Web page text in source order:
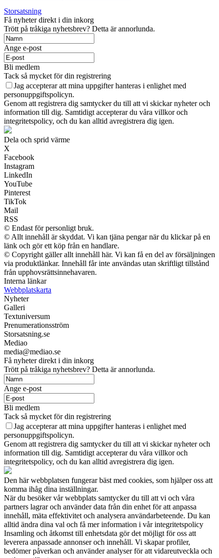
Storsatsning
Få nyheter direkt i din inkorg
Trött på tråkiga nyhetsbrev? Detta är annorlunda.
Ange e-post
Bli medlem
Tack så mycket för din registrering
Jag accepterar att mina uppgifter hanteras i enlighet med
personuppgiftspolicyn.
Genom att registrera dig samtycker du till att vi skickar nyheter och
information till dig. Samtidigt accepterar du våra villkor och
integritetspolicy, och du kan alltid avregistrera dig igen.
Dela och sprid värme
X
Facebook
Instagram
LinkedIn
YouTube
Pinterest
TikTok
Mail
RSS
© Endast för personligt bruk.
© Allt innehåll är skyddat. Vi kan tjäna pengar när du klickar på en
länk och gör ett köp från en handlare.
© Copyright gäller allt innehåll här. Vi kan få en del av försäljningen
via produktlänkar. Innehåll får inte användas utan skriftligt tillstånd
från upphovsrättsinnehavaren.
Interna länkar
Webbplatskarta
Nyheter
Galleri
Textuniversum
Prenumerationsström
Storsatsning.se
Mediao
media@mediao.se
Få nyheter direkt i din inkorg
Trött på tråkiga nyhetsbrev? Detta är annorlunda.
Ange e-post
Bli medlem
Tack så mycket för din registrering
Jag accepterar att mina uppgifter hanteras i enlighet med
personuppgiftspolicyn.
Genom att registrera dig samtycker du till att vi skickar nyheter och
information till dig. Samtidigt accepterar du våra villkor och
integritetspolicy, och du kan alltid avregistrera dig igen.
Den här webbplatsen fungerar bäst med cookies, som hjälper oss att
komma ihåg dina inställningar.
När du besöker vår webbplats samtycker du till att vi och våra
partners lagrar och använder data från din enhet för att anpassa
innehåll, mäta effektivitet och analysera användarbeteende. Du kan
alltid ändra dina val och få mer information i vår integritetspolicy
Insamling och åtkomst till enhetsdata gör det möjligt för oss att
leverera anpassade annonser och innehåll. Vi skapar profiler,
bedömer påverkan och använder analyser för att vidareutveckla och